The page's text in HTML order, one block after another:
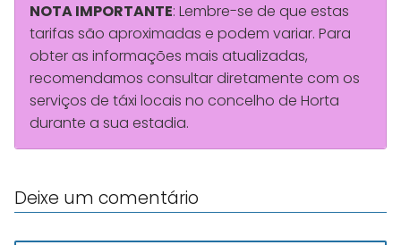
NOTA IMPORTANTE: Lembre-se de que estas
tarifas são aproximadas e podem variar. Para
obter as informações mais atualizadas,
recomendamos consultar diretamente com os
serviços de táxi locais no concelho de Horta
durante a sua estadia.
Deixe um comentário